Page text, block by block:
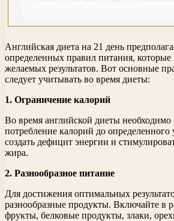
Английская диета на 21 день
определенных правил питания, которые
желаемых результатов. Вот основные
следует учитывать во время диеты:
1. Ограничение калорий
Во время английской диеты необходимо
потребление калорий до
создать дефицит энергии и
жира.
2. Разнообразное питание
Для достижения оптимальных
разнообразные продукты. Включайте в
фрукты, белковые продукты, злаки,